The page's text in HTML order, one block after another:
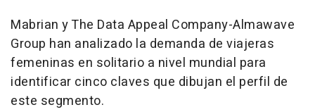
Mabrian y The Data Appeal Company-Almawave
Group han analizado la demanda de viajeras
femeninas en solitario a nivel mundial para
identificar cinco claves que dibujan el perfil de
este segmento.